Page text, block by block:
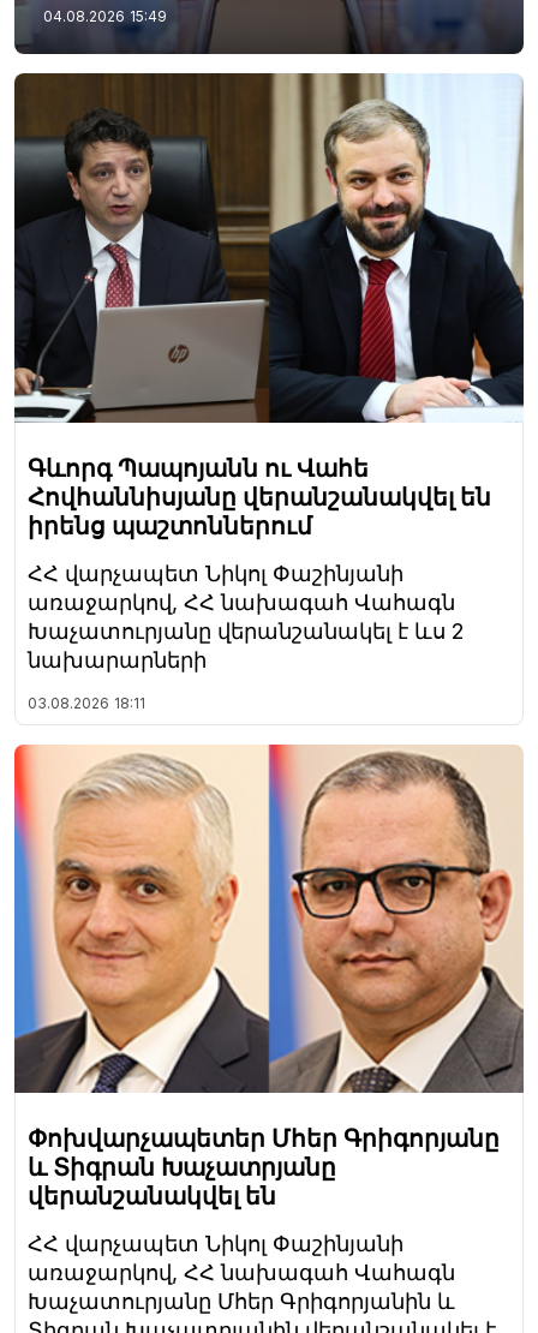
04.08.2026 15:49
Գևորգ Պապոյանն ու Վահե
Հովհաննիսյանը վերանշանակվել են
իրենց պաշտոններում
ՀՀ վարչապետ Նիկոլ Փաշինյանի
առաջարկով, ՀՀ նախագահ Վահագն
Խաչատուրյանը վերանշանակել է ևս 2
նախարարների
03.08.2026 18:11
Փոխվարչապետեր Մհեր Գրիգորյանը
և Տիգրան Խաչատրյանը
վերանշանակվել են
ՀՀ վարչապետ Նիկոլ Փաշինյանի
առաջարկով, ՀՀ նախագահ Վահագն
Խաչատուրյանը Մհեր Գրիգորյանին և